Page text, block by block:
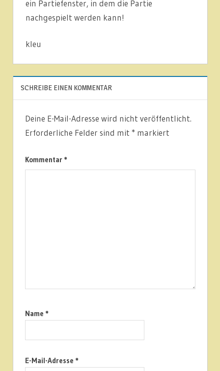
ein Partiefenster, in dem die Partie
nachgespielt werden kann!
kleu
MANNSCHAFT
LIGABERICHTE
SCHREIBE EINEN KOMMENTAR
Deine E-Mail-Adresse wird nicht veröffentlicht.
Erforderliche Felder sind mit * markiert
Kommentar *
Name *
E-Mail-Adresse *